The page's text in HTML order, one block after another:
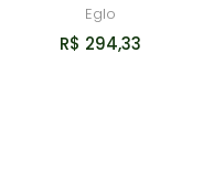
Eglo
R$ 294,33